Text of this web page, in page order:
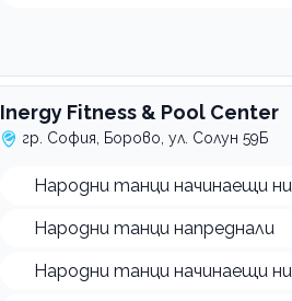
Inergy Fitness & Pool Center
гр. София, Борово, ул. Солун 59Б
Народни танци начинаещи
Народни танци напреднали
Народни танци начинаещи